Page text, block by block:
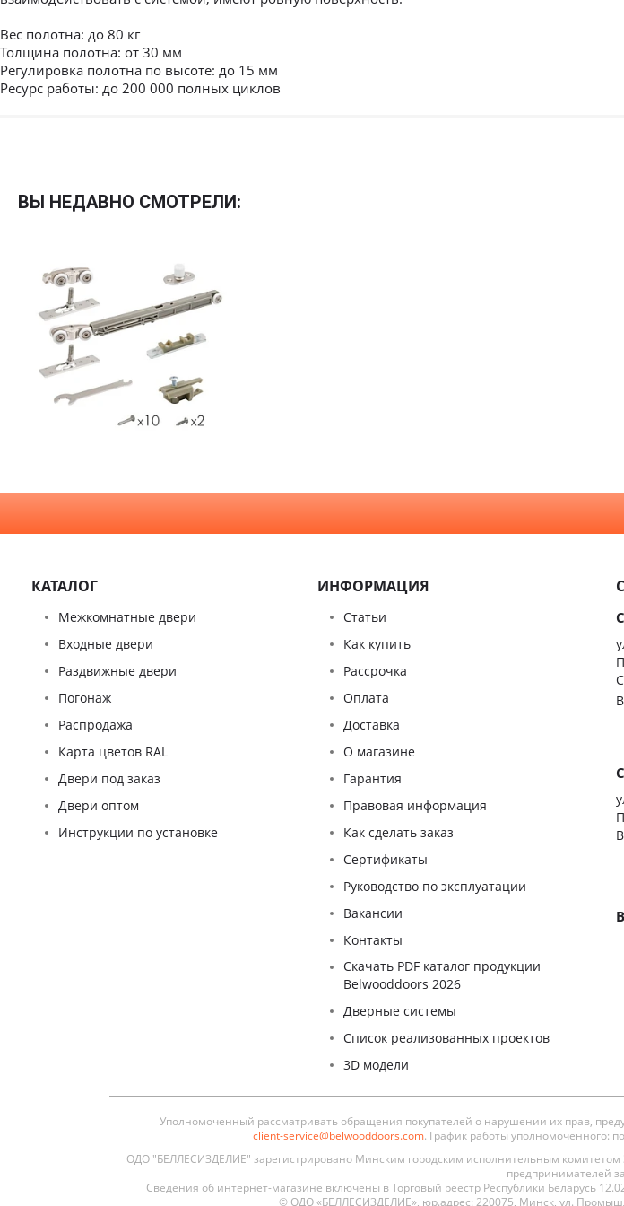
Фурнитура
Декор
Специальные двери
Вес полотна: до 80 кг
Толщина полотна: от 30 мм
Регулировка полотна по высоте: до 15 мм
Ресурс работы: до 200 000 полных циклов
ВЫ НЕДАВНО СМОТРЕЛИ:
КАТАЛОГ
Межкомнатные двери
Входные двери
Раздвижные двери
Погонаж
Распродажа
Карта цветов RAL
Двери под заказ
Двери оптом
Инструкции по установке
ИНФОРМАЦИЯ
Статьи
Как купить
Рассрочка
Оплата
Доставка
О магазине
Гарантия
Правовая информация
Как сделать заказ
Сертификаты
Pуководство по эксплуатации
Вакансии
Контакты
Скачать PDF каталог продукции
Belwooddoors 2026
Дверные системы
Список реализованных проектов
3D модели
Уполномоченный рассматривать обращения покупателей о нарушении их прав,
client-service@belwooddoors.com. График работы уполномоченного:
ОДО "БЕЛЛЕСИЗДЕЛИЕ" зарегистрировано Минским городским исполнительным
предпринимателей
Сведения об интернет-магазине включены в Торговый реестр Республики Беларусь
© ОДО «БЕЛЛЕСИЗДЕЛИЕ», юр.адрес: 220075, Минск, ул.